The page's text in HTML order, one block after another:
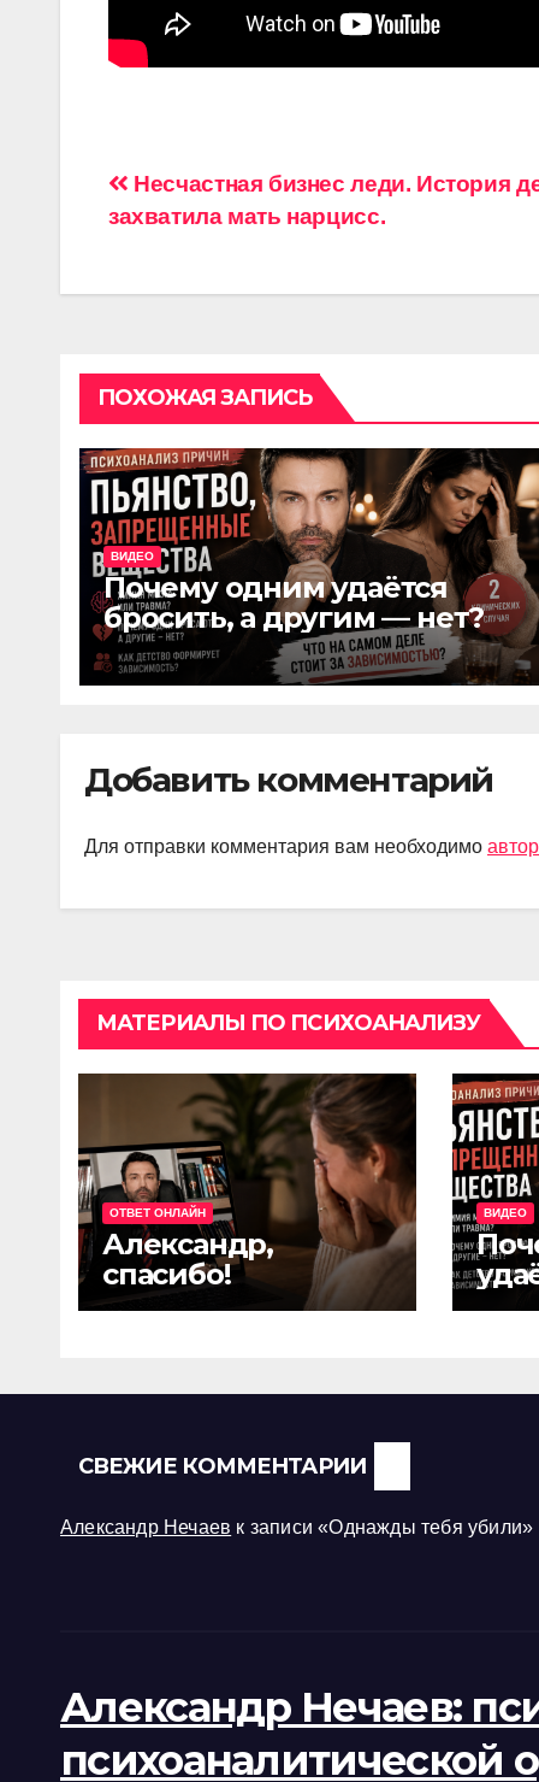
Навигация
записям
Несчастная бизнес леди. История
захватила мать нарцисс.
ПОХОЖАЯ ЗАПИСЬ
ВИДЕО
Почему одним удаётся
бросить, а другим — нет?
Добавить комментарий
Для отправки комментария вам необходимо
МАТЕРИАЛЫ ПО ПСИХОАНАЛИЗУ
ОТВЕТ ОНЛАЙН
Александр,
спасибо!
ВИДЕО
СВЕЖИЕ КОММЕНТАРИИ
Александр Нечаев к записи«Однажды тебя убили»
Александр Нечаев:
психоаналитической